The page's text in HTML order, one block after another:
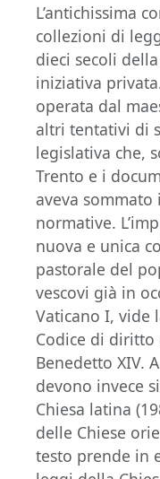
L’antichissima
collezioni di
dieci secoli
iniziativa
operata dal
altri tentativi di
legislativa che,
Trento e i
aveva
normative.
nuova e unica
pastorale del
vescovi già in
Vaticano I, vide
Codice di
Benedetto XIV.
devono invece
Chiesa latina
delle Chiese
testo prende in